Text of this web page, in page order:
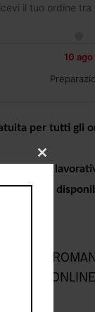
il tuo ordine tra
10 ago
per tutti gli
a 4 giorni
negozio
ONLINE
CLOSE
THIS
MODULE